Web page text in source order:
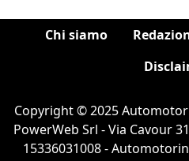
Chi siamo
Copyright © 2025
PowerWeb Srl - Via Cavour
15336031008 -